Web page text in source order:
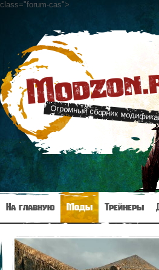
class="forum-cas">
Огромный сборник
На главную Моды Трейнеры